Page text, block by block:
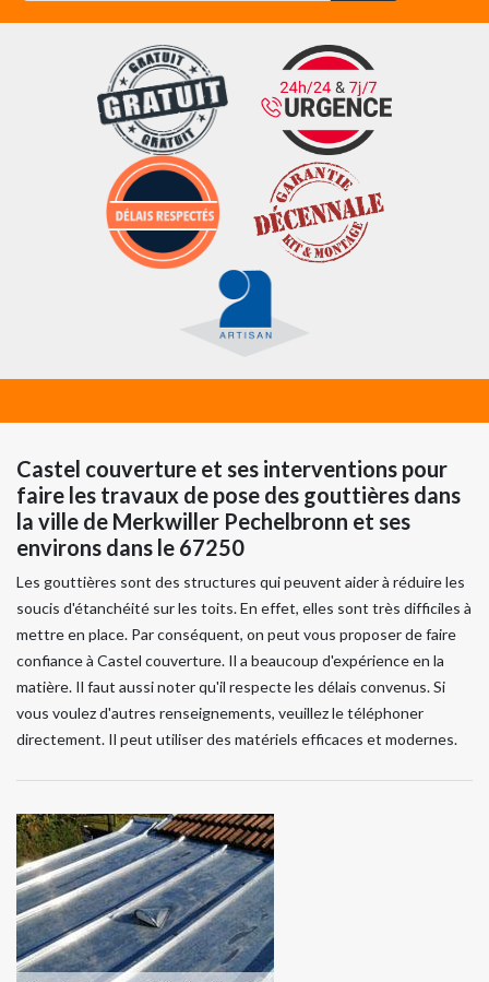
Castel couverture et ses interventions pour
faire les travaux de pose des gouttières dans
la ville de Merkwiller Pechelbronn et ses
environs dans le 67250
Les gouttières sont des structures qui peuvent aider à réduire les
soucis d'étanchéité sur les toits. En effet, elles sont très difficiles à
mettre en place. Par conséquent, on peut vous proposer de faire
confiance à Castel couverture. Il a beaucoup d'expérience en la
matière. Il faut aussi noter qu'il respecte les délais convenus. Si
vous voulez d'autres renseignements, veuillez le téléphoner
directement. Il peut utiliser des matériels efficaces et modernes.